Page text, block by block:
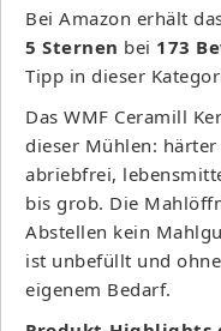
Bei Amazon erhält
5 Sternen bei 173
Tipp in dieser
Das WMF Ceramill
dieser Mühlen:
abriebfrei,
bis grob. Die
Abstellen kein
ist unbefüllt und
eigenem Bedarf.